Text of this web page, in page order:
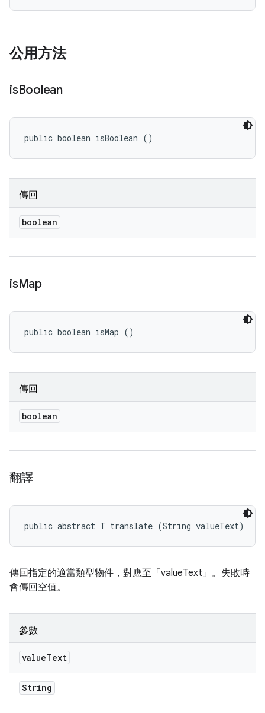
公用方法
isBoolean
public boolean isBoolean ()
傳回
boolean
isMap
public boolean isMap ()
傳回
boolean
翻譯
public abstract T translate (String valueText)
傳回指定的適當類型物件，對應至「valueText」。失敗時
會傳回空值。
參數
valueText
String